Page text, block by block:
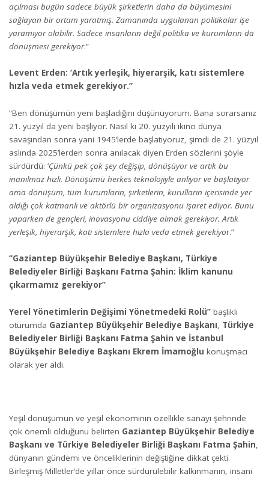
açılması bugün sadece büyük şirketlerin daha da büyümesini
sağlayan bir ortam yaratmış. Zamanında uygulanan politikalar işe
yaramıyor olabilir. Sadece insanların değil politika ve kurumların da
dönüşmesi gerekiyor.”
Levent Erden: ‘Artık yerleşik, hiyerarşik, katı sistemlere
hızla veda etmek gerekiyor.”
“Ben dönüşümün yeni başladığını düşünüyorum. Bana sorarsanız
21. yüzyıl da yeni başlıyor. Nasıl ki 20. yüzyılı ikinci dünya
savaşından sonra yani 1945’lerde başlatıyoruz, şimdi de 21. yüzyıl
aslında 2025’lerden sonra anılacak diyen Erden sözlerini şöyle
sürdürdü: ‘Çünkü pek çok şey değişip, dönüşüyor ve artık bu
inanılmaz hızlı. Dönüşümü herkes teknolojiyle anlıyor ve başlatıyor
ama dönüşüm, tüm kurumların, şirketlerin, kurulların içerisinde yer
aldığı çok katmanlı ve aktörlü bir organizasyonu işaret ediyor. Bunu
yaparken de gençleri, inovasyonu ciddiye almak gerekiyor. Artık
yerleşik, hiyerarşik, katı sistemlere hızla veda etmek gerekiyor.”
“Gaziantep Büyükşehir Belediye Başkanı, Türkiye
Belediyeler Birliği Başkanı Fatma Şahin: İklim kanunu
çıkarmamız gerekiyor”
Yerel Yönetimlerin Değişimi Yönetmedeki Rolü” başlıklı
oturumda Gaziantep Büyükşehir Belediye Başkanı Türkiye
Belediyeler Birliği Başkanı Fatma Şahin ve İstanbul
Büyükşehir Belediye Başkanı Ekrem İmamoğlu konuşmacı
olarak yer aldı.
Yeşil dönüşümün ve yeşil ekonominin özellikle sanayi şehrinde
çok önemli olduğunu belirten Gaziantep Büyükşehir Belediye
Başkanı ve Türkiye Belediyeler Birliği Başkanı Fatma Şahin
dünyanın gündemi ve önceliklerinin değiştiğine dikkat çekti.
Birleşmiş Milletler’de yıllar önce sürdürülebilir kalkınmanın, insani